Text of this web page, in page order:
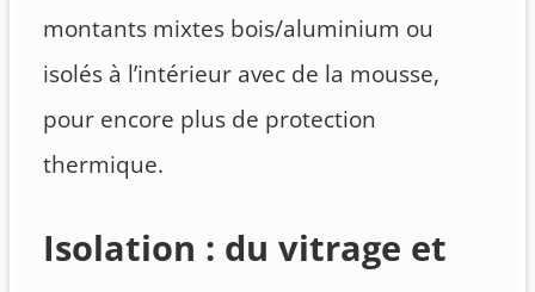
montants mixtes bois/aluminium ou
isolés à l’intérieur avec de la mousse,
pour encore plus de protection
thermique.
Isolation : du vitrage et